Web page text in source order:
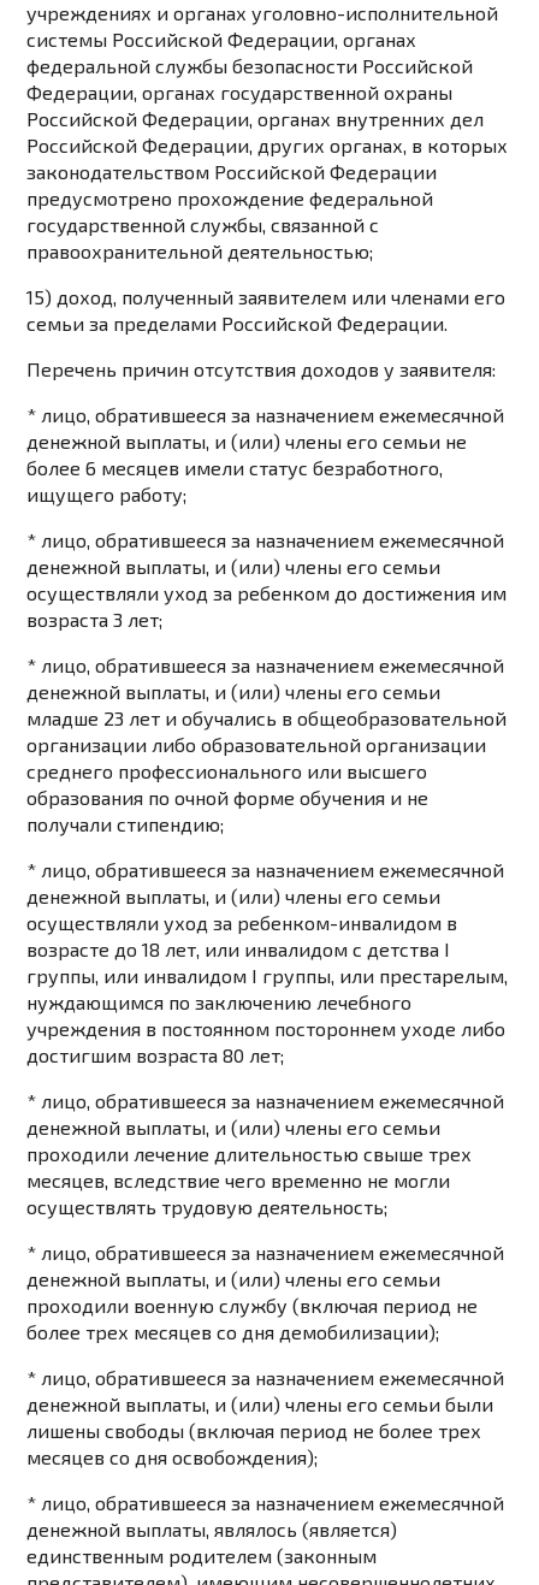
учреждениях и органах уголовно-исполнительной
системы Российской Федерации, органах
федеральной службы безопасности Российской
Федерации, органах государственной охраны
Российской Федерации, органах внутренних дел
Российской Федерации, других органах, в которых
законодательством Российской Федерации
предусмотрено прохождение федеральной
государственной службы, связанной с
правоохранительной деятельностью;
15) доход, полученный заявителем или членами его
семьи за пределами Российской Федерации.
Перечень причин отсутствия доходов у заявителя:
* лицо, обратившееся за назначением ежемесячной
денежной выплаты, и (или) члены его семьи не
более 6 месяцев имели статус безработного,
ищущего работу;
* лицо, обратившееся за назначением ежемесячной
денежной выплаты, и (или) члены его семьи
осуществляли уход за ребенком до достижения им
возраста 3 лет;
* лицо, обратившееся за назначением ежемесячной
денежной выплаты, и (или) члены его семьи
младше 23 лет и обучались в общеобразовательной
организации либо образовательной организации
среднего профессионального или высшего
образования по очной форме обучения и не
получали стипендию;
* лицо, обратившееся за назначением ежемесячной
денежной выплаты, и (или) члены его семьи
осуществляли уход за ребенком-инвалидом в
возрасте до 18 лет, или инвалидом с детства I
группы, или инвалидом I группы, или престарелым,
нуждающимся по заключению лечебного
учреждения в постоянном постороннем уходе либо
достигшим возраста 80 лет;
* лицо, обратившееся за назначением ежемесячной
денежной выплаты, и (или) члены его семьи
проходили лечение длительностью свыше трех
месяцев, вследствие чего временно не могли
осуществлять трудовую деятельность;
* лицо, обратившееся за назначением ежемесячной
денежной выплаты, и (или) члены его семьи
проходили военную службу (включая период не
более трех месяцев со дня демобилизации);
* лицо, обратившееся за назначением ежемесячной
денежной выплаты, и (или) члены его семьи были
лишены свободы (включая период не более трех
месяцев со дня освобождения);
* лицо, обратившееся за назначением ежемесячной
денежной выплаты, являлось (является)
единственным родителем (законным